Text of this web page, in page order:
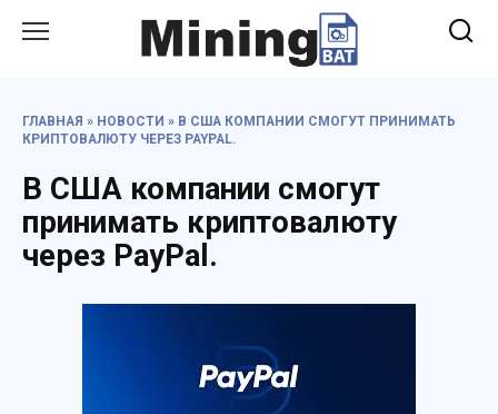
ГЛАВНАЯ » НОВОСТИ » В США КОМПАНИИ СМОГУТ ПРИНИМАТЬ
КРИПТОВАЛЮТУ ЧЕРЕЗ PAYPAL.
В США компании смогут
принимать криптовалюту
через PayPal.